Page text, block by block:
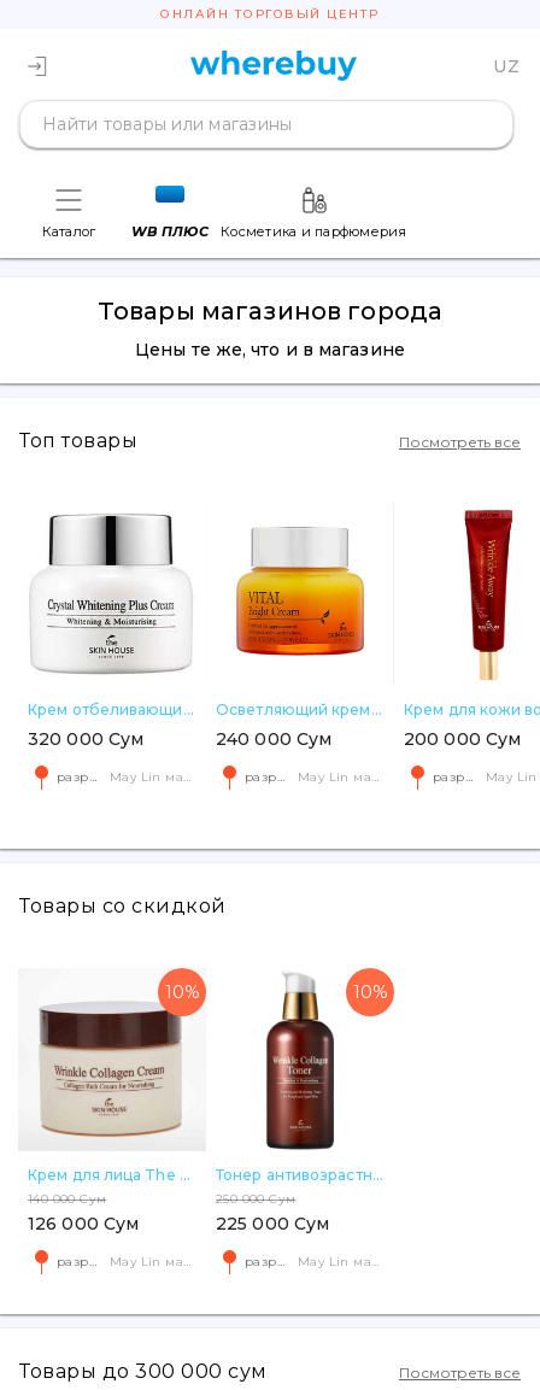
ОНЛАЙН ТОРГОВЫЙ ЦЕНТР
UZ
Каталог WB ПЛЮС Косметика и парфюмерия
Товары магазинов города
Цены те же, что и в магазине
Топ товары Посмотреть все
Крем отбеливающий для лица Crystal Whitening Plus Cream 50 мл
320 000 Сум
разрешите геолокацию May Lin магазин корейской косметики Яккачинор
Осветляющий крем для лица с витамином С The Skin House Vital Bright Cream 50 мл
240 000 Сум
разрешите геолокацию May Lin магазин корейской косметики Яккачинор
200 000 Сум
разрешите геолокацию
Товары со скидкой
10%
Крем для лица The Skin House Wrinkle Collagen Cream 50 мл
140 000 Сум
126 000 Сум
разрешите геолокацию May Lin магазин корейской косметики Яккачинор
10%
Тонер антивозрастной для лица The Skin House Wrinkle Collagen Toner. 130 мл
250 000 Сум
225 000 Сум
разрешите геолокацию May Lin магазин корейской косметики Яккачинор
Товары до 300 000 сум Посмотреть все